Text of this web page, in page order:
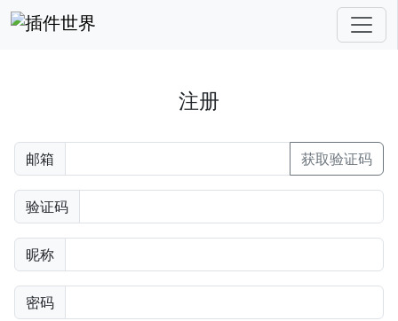
注册
邮箱 获取验证码
验证码
昵称
密码